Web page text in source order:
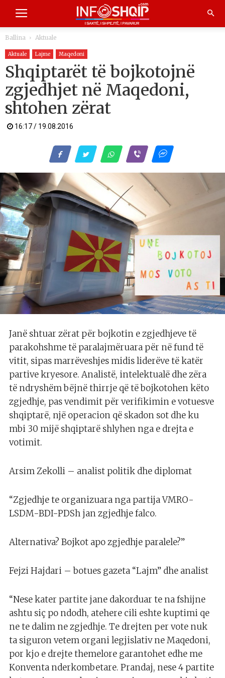
Ballina Aktuale
Aktuale Lajme Maqedoni
Shqiptarët të bojkotojnë
zgjedhjet në Maqedoni,
shtohen zërat
16:17 / 19.08.2016
Janë shtuar zërat për bojkotin e zgjedhjeve të
parakohshme të paralajmëruara për në fund të
vitit, sipas marrëveshjes midis liderëve të katër
partive kryesore. Analistë, intelektualë dhe zëra
të ndryshëm bëjnë thirrje që të bojkotohen këto
zgjedhje, pas vendimit për verifikimin e votuesve
shqiptarë, një operacion që skadon sot dhe ku
mbi 30 mijë shqiptarë shlyhen nga e drejta e
votimit.
Arsim Zekolli – analist politik dhe diplomat
“Zgjedhje te organizuara nga partija VMRO-
LSDM-BDI-PDSh jan zgjedhje falco.
Alternativa? Bojkot apo zgjedhje paralele?”
Fejzi Hajdari – botues gazeta “Lajm” dhe analist
“Nese kater partite jane dakorduar te na fshijne
ashtu siç po ndodh, atehere cili eshte kuptimi qe
ne te dalim ne zgjedhje. Te drejten per vote nuk
ta siguron vetem organi legjislativ ne Maqedoni,
por kjo e drejte themelore garantohet edhe me
Konventa nderkombetare. Prandaj, nese 4 partite